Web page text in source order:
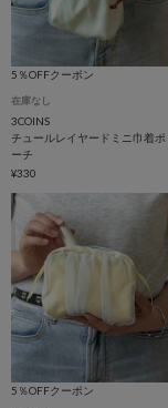
5％OFFクーポン
在庫なし
3COINS
チュールレイヤードミニ巾着ポ
ーチ
¥330
5％OFFクーポン